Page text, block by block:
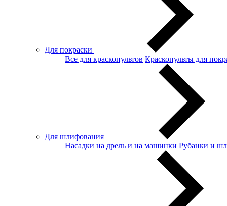
Для покраски
Все для краскопультов Краскопульты для
Для шлифования
Насадки на дрель и на машинки Рубанки и